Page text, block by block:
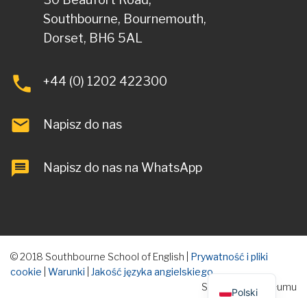
Southbourne, Bournemouth,
Dorset, BH6 5AL
+44 (0) 1202 422300
Napisz do nas
Napisz do nas na WhatsApp
© 2018 Southbourne School of English | Prywatność i pliki
cookie Warunki
Jakość języka angielskiego
Strona według tłumu
Polski